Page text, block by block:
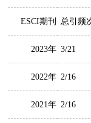
ESCI期刊 总引频
2023年 3/21
2022年 2/16
2021年 2/16